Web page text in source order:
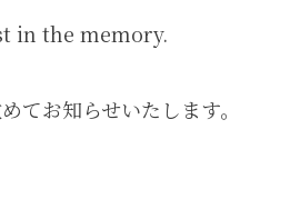
in the memory.
てお知らせいたします。